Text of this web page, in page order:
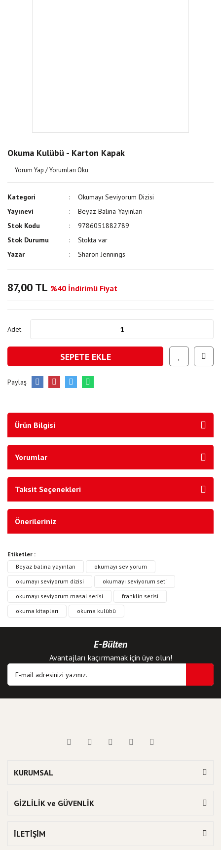
Okuma Kulübü - Karton Kapak
Yorum Yap / Yorumları Oku
Kategori
Okumayı Seviyorum Dizisi
Yayınevi
Beyaz Balina Yayınları
Stok Kodu
9786051882789
Stok Durumu
Stokta var
Yazar
Sharon Jennings
87,00 TL %40 İndirimli Fiyat
Adet
SEPETE EKLE
Paylaş
Ürün Bilgisi
Yorumlar
Taksit Seçenekleri
Önerileriniz
Etiketler :
Beyaz balina yayınları
okumayı seviyorum
okumayı seviyorum dizisi
okumayı seviyorum seti
okumayı seviyorum masal serisi
franklin serisi
okuma kitapları
okuma kulübü
E-Bülten
Avantajları kaçırmamak için üye olun!
KURUMSAL
GİZLİLİK ve GÜVENLİK
İLETİŞİM